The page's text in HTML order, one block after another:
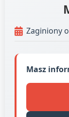
Zaginiony
Masz